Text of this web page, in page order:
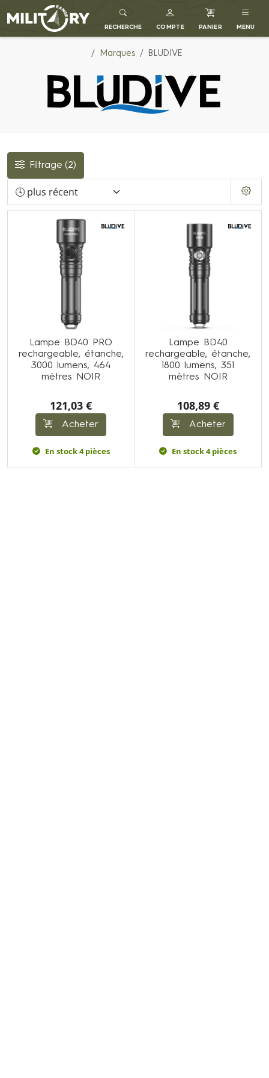
MILITARY RANGE FR
RECHERCHE COMPTE PANIER MENU
Marques BLUDIVE
Filtrage (2)
Lampe BD40 PRO
rechargeable, étanche,
3000 lumens, 464
mètres NOIR
121,03 €
Acheter
En stock 4 pièces
Lampe BD40
rechargeable, étanche,
1800 lumens, 351
mètres NOIR
108,89 €
Acheter
En stock 4 pièces